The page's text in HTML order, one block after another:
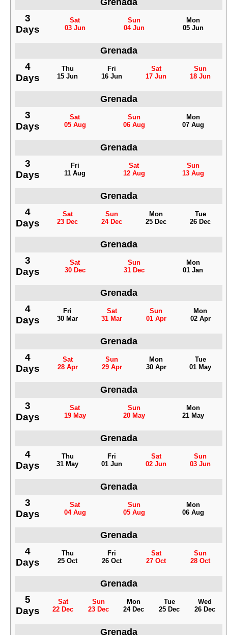
Grenada
3
Days
Sat
03 Jun
Sun
04 Jun
Mon
05 Jun
Grenada
4
Days
Thu
15 Jun
Fri
16 Jun
Sat
17 Jun
Sun
18 Jun
Grenada
3
Days
Sat
05 Aug
Sun
06 Aug
Mon
07 Aug
Grenada
3
Days
Fri
11 Aug
Sat
12 Aug
Sun
13 Aug
Grenada
4
Days
Sat
23 Dec
Sun
24 Dec
Mon
25 Dec
Tue
26 Dec
Grenada
3
Days
Sat
30 Dec
Sun
31 Dec
Mon
01 Jan
Grenada
4
Days
Fri
30 Mar
Sat
31 Mar
Sun
01 Apr
Mon
02 Apr
Grenada
4
Days
Sat
28 Apr
Sun
29 Apr
Mon
30 Apr
Tue
01 May
Grenada
3
Days
Sat
19 May
Sun
20 May
Mon
21 May
Grenada
4
Days
Thu
31 May
Fri
01 Jun
Sat
02 Jun
Sun
03 Jun
Grenada
3
Days
Sat
04 Aug
Sun
05 Aug
Mon
06 Aug
Grenada
4
Days
Thu
25 Oct
Fri
26 Oct
Sat
27 Oct
Sun
28 Oct
Grenada
5
Days
Sat
22 Dec
Sun
23 Dec
Mon
24 Dec
Tue
25 Dec
Wed
26 Dec
Grenada